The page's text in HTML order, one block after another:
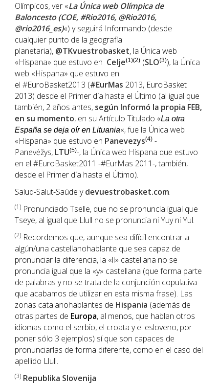
Olímpicos, ver «La Única web Olímpica de
Baloncesto (COE, #Rio2016, @Rio2016,
@rio2016_es)«) y seguirá Informando (desde
cualquier punto de la geografía
planetaria), @TKvuestrobasket, la Única web
«Hispana» que estuvo en Celje(1)(2) (SLO(3)), la Única
web «Hispana» que estuvo en
el #EuroBasket2013 (#EurMas 2013, EuroBasket
2013) desde el Primer día hasta el Último (al igual que
también, 2 años antes, según Informó la propia FEB,
en su momento, en su Artículo Titulado «La otra
España se deja oír en Lituania«, fue la Única web
«Hispana» que estuvo en Panevezys(4) -
Panevėžys, LTU(5)-, la Única web Hispana que estuvo
en el #EuroBasket2011 -#EurMas 2011-, también,
desde el Primer día hasta el Último).
Salud-Salut-Saúde ydevuestrobasket.com.
(1) Pronunciado Tselle, que no se pronuncia igual que
Tseye, al igual que Llull no se pronuncia ni Yuy ni Yul.
(2) Recordemos que, aunque sea difícil encontrar a
algún/una castellanohablante que sea capaz de
pronunciar la diferencia, la «ll» castellana no se
pronuncia igual que la «y» castellana (que forma parte
de palabras y no se trata de la conjunción copulativa
que acabamos de utilizar en esta misma frase). Las
zonas catalanohablantes de Hispania (además de
otras partes de Europa, al menos, que hablan otros
idiomas como el serbio, el croata y el esloveno, por
poner sólo 3 ejemplos) sí que son capaces de
pronunciarlas de forma diferente, como en el caso del
apellido Llull.
(3) Republika Slovenija